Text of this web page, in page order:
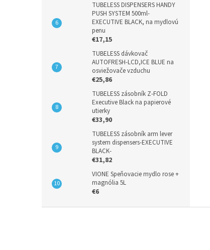
TUBELESS DISPENSERS HANDY
PUSH SYSTEM 500ml-
EXECUTIVE BLACK, na mydlovú
penu
€17,15
TUBELESS dávkovač
AUTOFRESH-LCD,ICE BLUE na
osviežovače vzduchu
€25,86
TUBELESS zásobník Z-FOLD
Executive Black na papierové
utierky
€33,90
TUBELESS zásobník arm lever
system dispensers-EXECUTIVE
BLACK-
€31,82
VIONE Speňovacie mydlo rose +
magnólia 5L
€6